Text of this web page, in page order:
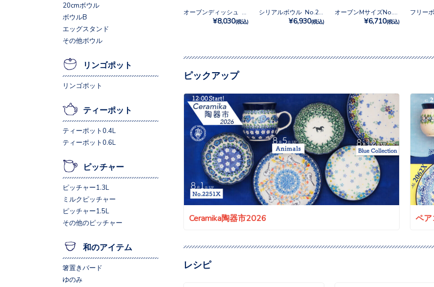
¥8,030(税込) ¥6,930(税込) ¥6,710(税込)
フリー
ピックアップ
Ceramika陶器市2026 ペア
レシピ
20cmボウル
ボウルB
エッグスタンド
その他ボウル
リンゴポット
リンゴポット
ティーポット
ティーポット0.4L
ティーポット0.6L
ピッチャー
ピッチャー1.3L
ミルクピッチャー
ピッチャー1.5L
その他のピッチャー
和のアイテム
箸置きバード
ゆのみ